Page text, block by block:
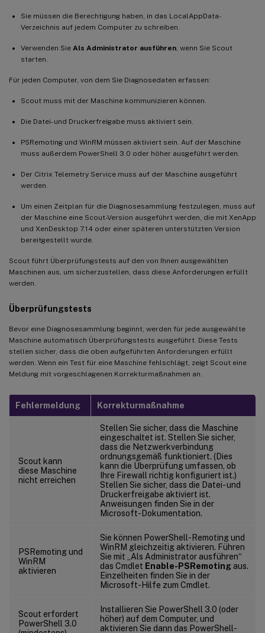
Sie müssen die Berechtigung haben, in das LocalAppData-
Verzeichnis auf jedem Computer zu schreiben.
Verwenden Sie Als Administrator ausführen , wenn Sie Scout
starten.
Für jeden Computer, von dem Sie Diagnosedaten erfassen:
Scout muss mit der Maschine kommunizieren können.
Die Datei- und Druckerfreigabe muss aktiviert sein.
PSRemoting und WinRM müssen aktiviert sein. Auf der Maschine
muss außerdem PowerShell 3.0 oder höher ausgeführt werden.
Der Citrix Telemetry Service muss auf der Maschine ausgeführt
werden.
Um einen Zeitplan für die Diagnosesammlung festzulegen, muss auf
der Maschine eine Scout-Version ausgeführt werden, die mit XenApp
und XenDesktop 7.14 oder einer späteren unterstützten Version
bereitgestellt wurde.
Scout führt Überprüfungstests auf den von Ihnen ausgewählten
Maschinen aus, um sicherzustellen, dass diese Anforderungen erfüllt
werden.
Überprüfungstests
Bevor eine Diagnosesammlung beginnt, werden für jede ausgewählte
Maschine automatisch Überprüfungstests ausgeführt. Diese Tests
stellen sicher, dass die oben aufgeführten Anforderungen erfüllt
werden. Wenn ein Test für eine Maschine fehlschlägt, zeigt Scout eine
Meldung mit vorgeschlagenen Korrekturmaßnahmen an.
Fehlermeldung Korrekturmaßnahme
Scout kann
diese Maschine
nicht erreichen
Stellen Sie sicher, dass die Maschine
eingeschaltet ist. Stellen Sie sicher,
dass die Netzwerkverbindung
ordnungsgemäß funktioniert. (Dies
kann die Überprüfung umfassen, ob
Ihre Firewall richtig konfiguriert ist.)
Stellen Sie sicher, dass die Datei- und
Druckerfreigabe aktiviert ist.
Anweisungen finden Sie in der
Microsoft-Dokumentation.
PSRemoting und
WinRM
aktivieren
Sie können PowerShell-Remoting und
WinRM gleichzeitig aktivieren. Führen
Sie mit „Als Administrator ausführen“
das Cmdlet Enable-PSRemoting aus.
Einzelheiten finden Sie in der
Microsoft-Hilfe zum Cmdlet.
Scout erfordert
PowerShell 3.0
Installieren Sie PowerShell 3.0 (oder
höher) auf dem Computer, und
aktivieren Sie dann das PowerShell-